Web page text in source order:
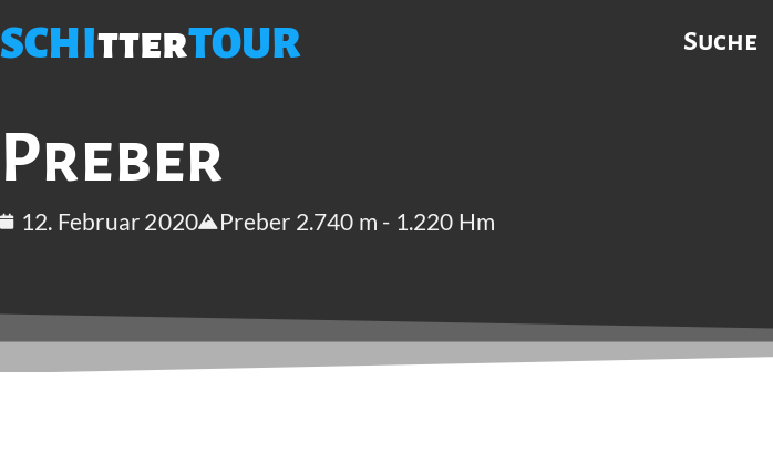
SCHItterTOUR Suche
Preber
12. Februar 2020 Preber 2.740 m - 1.220 Hm